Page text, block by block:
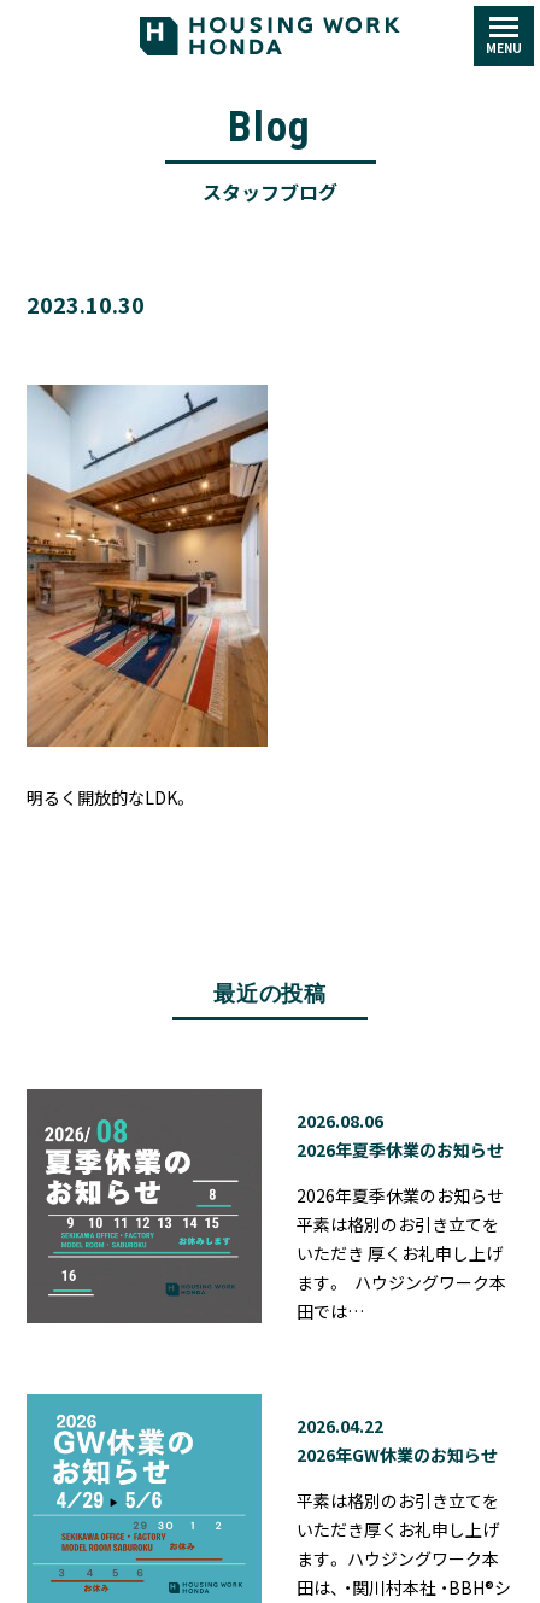
MENU
Blog
スタッフブログ
2023.10.30
明るく開放的なLDK。
最近の投稿
2026.08.06
2026年夏季休業のお知らせ
2026年夏季休業のお知らせ
平素は格別のお引き立てを
いただき 厚くお礼申し上げ
ます。 ハウジングワーク本
田では…
2026.04.22
2026年GW休業のお知らせ
平素は格別のお引き立てを
いただき厚くお礼申し上げ
ます。 ハウジングワーク本
田は、 ・関川村本社 ・BBH®シ